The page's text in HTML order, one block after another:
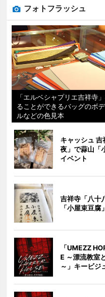
フォトフラッシュ
「エルベシャプリエ吉祥寺
ることができるバッグのボ
ルなどの色見本
キャッシュ 吉
夜」で蒜山「
イベント
吉祥寺「八十
「小屋束豆腐
「UMEZZ
E ～漂流教室
～」キービジ